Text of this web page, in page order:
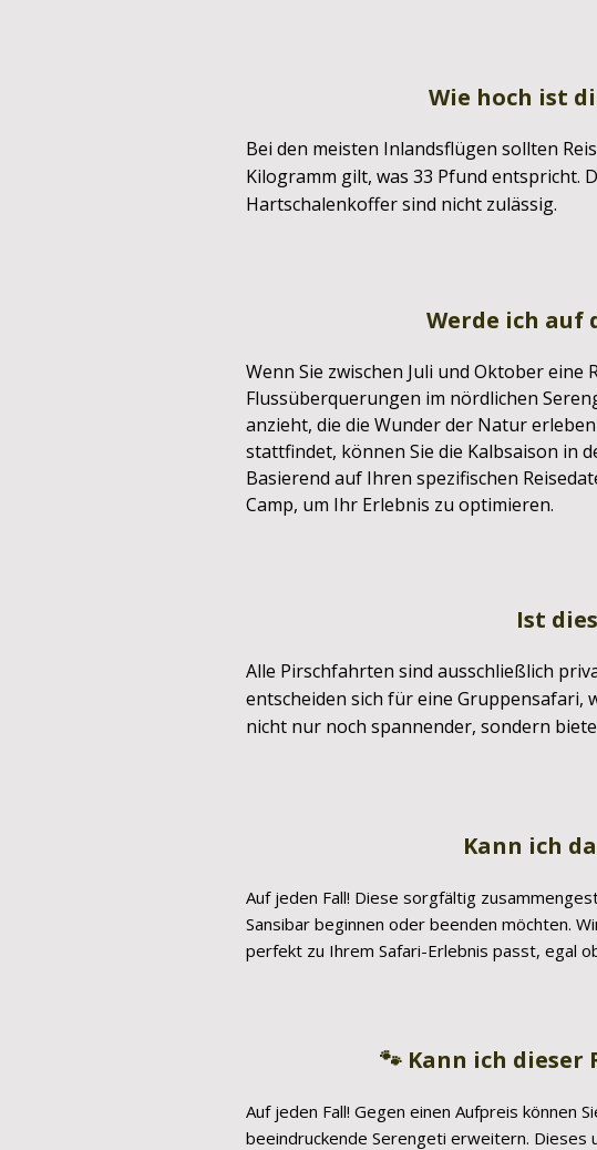
Wie hoch ist
Bei den meisten Inlandsflügen sollten
Kilogramm gilt, was 33 Pfund entspricht.
Hartschalenkoffer sind nicht zulässig.
Werde ich auf
Wenn Sie zwischen Juli und Oktober
Flussüberquerungen im nördlichen
anzieht, die die Wunder der Natur
stattfindet, können Sie die Kalbsaison in
Basierend auf Ihren spezifischen
Camp, um Ihr Erlebnis zu optimieren.
Ist
Alle Pirschfahrten sind ausschließlich
entscheiden sich für eine Gruppensafari,
nicht nur noch spannender, sondern
Kann ich
Auf jeden Fall! Diese sorgfältig
Sansibar beginnen oder beenden möchten.
perfekt zu Ihrem Safari-Erlebnis passt, egal
🐾 Kann ich
Auf jeden Fall! Gegen einen Aufpreis können
beeindruckende Serengeti erweitern. Dieses